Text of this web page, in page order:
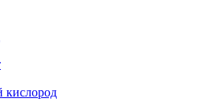
кислород